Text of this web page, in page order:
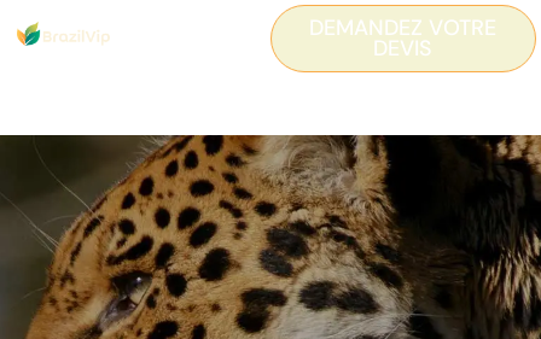
DEMANDEZ VOTRE
DEVIS